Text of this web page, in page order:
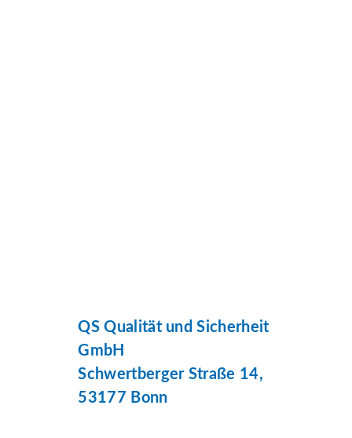
QS Qualität und Sicherheit
GmbH
Schwertberger Straße 14,
53177 Bonn